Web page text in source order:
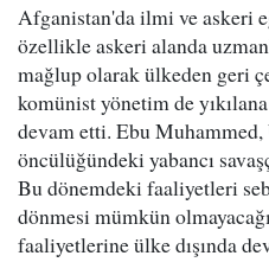
Afganistan'da ilmi ve askeri
özellikle askeri alanda
mağlup olarak ülkeden geri
komünist yönetim de
devam etti. Ebu
öncülüğündeki yabancı
Bu dönemdeki faaliyetleri
dönmesi mümkün
faaliyetlerine ülke dışında